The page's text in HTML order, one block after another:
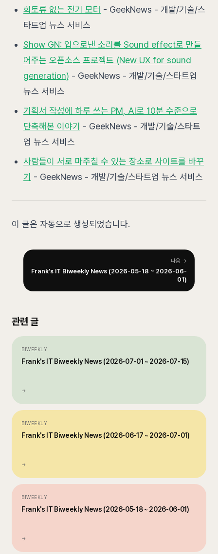
희토류 없는 전기 모터 - GeekNews - 개발/기술/스
타트업 뉴스 서비스
Show GN: 입으로낸 소리를 Sound effect로 만들
어주는 오픈소스 프로젝트 (New UX for sound
generation) - GeekNews - 개발/기술/스타트업
뉴스 서비스
기획서 작성에 하루 쓰는 PM, AI로 10분 수준으로
단축해본 이야기
- GeekNews - 개발/기술/스타트
업 뉴스 서비스
사람들이 서로 마주칠 수 있는 장소로 사이트를 바꾸
기
- GeekNews - 개발/기술/스타트업 뉴스 서비스
이 글은 자동으로 생성되었습니다.
다음 →
Frank's IT Biweekly News (2026-05-18 ~ 2026-06-
01)
관련 글
BIWEEKLY
Frank's IT Biweekly News (2026-07-01 ~ 2026-07-15)
→
BIWEEKLY
Frank's IT Biweekly News (2026-06-17 ~ 2026-07-01)
→
BIWEEKLY
Frank's IT Biweekly News (2026-05-18 ~ 2026-06-01)
→